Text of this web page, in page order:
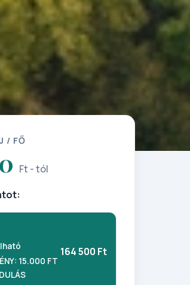
/ FŐ
Ft - tól
15.000 FT
164 500 Ft